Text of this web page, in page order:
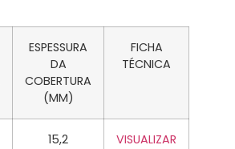
ESPESSURA
DA
COBERTURA
(MM)
FICHA
TÉCNICA
15,2 VISUALIZAR